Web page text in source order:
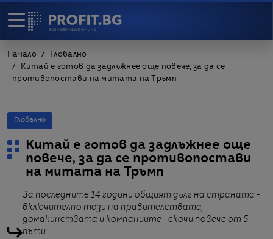
Начало
Глобално
Китай е готов да задлъжнее още повече, за да се
противопостави на митата на Тръмп
Глобално
Китай е готов да задлъжнее още
повече, за да се противопостави
на митата на Тръмп
За последните 14 години общият дълг на страната -
включително този на правителствата,
домакинствата и компаниите - скочи повече от 5
пъти